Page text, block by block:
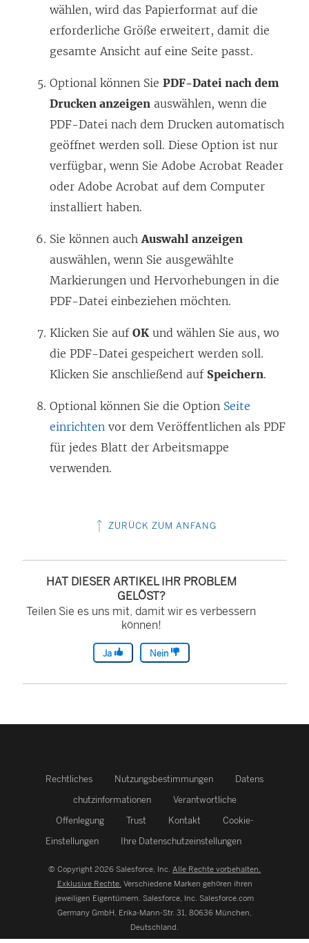
wählen, wird das Papierformat auf die
erforderliche Größe erweitert, damit die
gesamte Ansicht auf eine Seite passt.
Optional können Sie PDF-Datei nach dem
Drucken anzeigen auswählen, wenn die
PDF-Datei nach dem Drucken automatisch
geöffnet werden soll. Diese Option ist nur
verfügbar, wenn Sie Adobe Acrobat Reader
oder Adobe Acrobat auf dem Computer
installiert haben.
Sie können auch Auswahl anzeigen
auswählen, wenn Sie ausgewählte
Markierungen und Hervorhebungen in die
PDF-Datei einbeziehen möchten.
Klicken Sie auf OK und wählen Sie aus, wo
die PDF-Datei gespeichert werden soll.
Klicken Sie anschließend auf Speichern.
Optional können Sie die Option Seite
einrichten vor dem Veröffentlichen als PDF
für jedes Blatt der Arbeitsmappe
verwenden.
ZURÜCK ZUM ANFANG
HAT DIESER ARTIKEL IHR PROBLEM
GELÖST?
Teilen Sie es uns mit, damit wir es verbessern
können!
Ja Nein
Rechtliches Nutzungsbestimmungen
Datens
chutzinformationen
Verantwortliche
Offenlegung
Trust Kontakt
Cookie-
Einstellungen
Ihre Datenschutzeinstellungen
© Copyright 2026 Salesforce, Inc. Alle Rechte vorbehalten.
Exklusive Rechte. Verschiedene Marken gehören ihren
jeweiligen Eigentümern. Salesforce, Inc. Salesforce.com
Germany GmbH, Erika-Mann-Str. 31, 80636 München,
Deutschland.